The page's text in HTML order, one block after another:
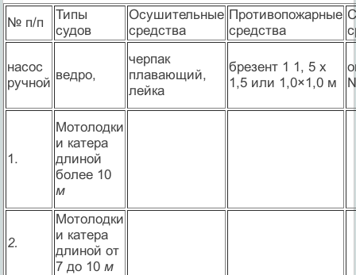
№ п/п
Типы
судов
Осушительные
средства
Противопожарные
средства
насос
ручной
ведро,
черпак
плавающий,
лейка
брезент 1 1, 5 х
1,5 или 1,0×1,0 м
1.
Мотолодки
и катера
длиной
более 10
м
2.
Мотолодки
и катера
длиной от
7 до 10 м